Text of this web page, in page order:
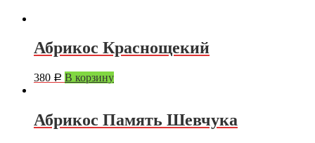
Абрикос Краснощекий
380 Р В корзину
Абрикос Память Шевчука